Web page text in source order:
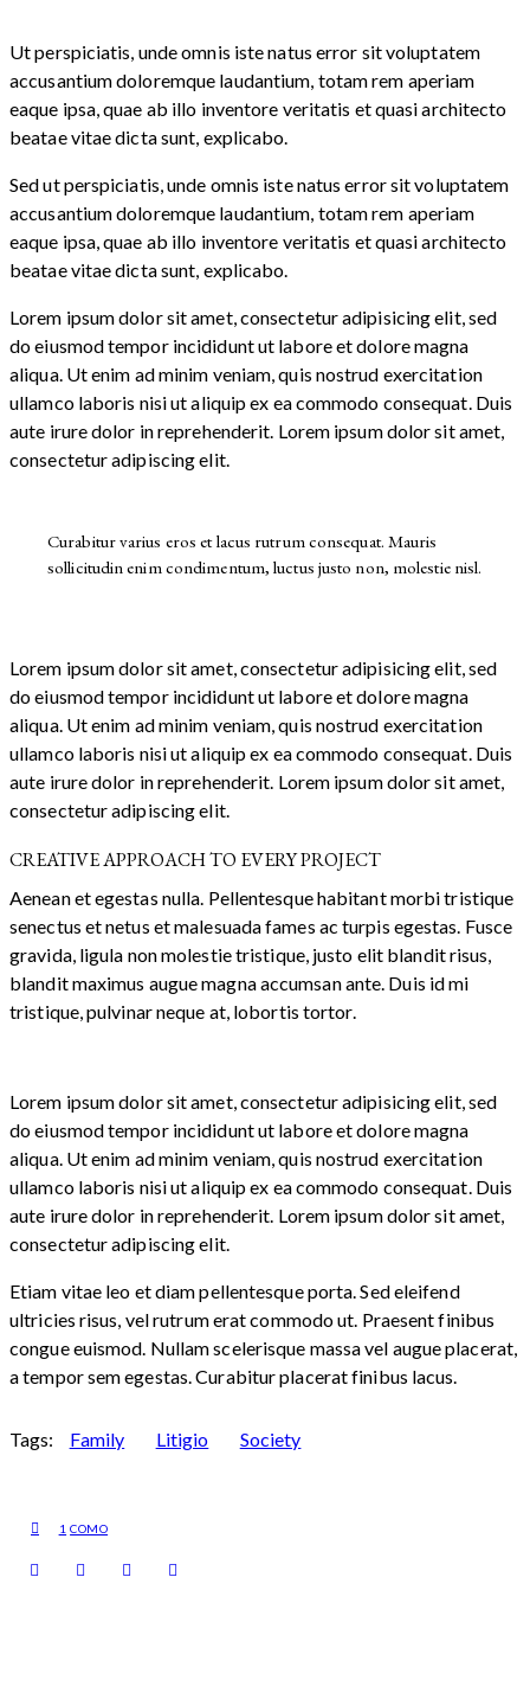
Ut perspiciatis, unde omnis iste natus error sit voluptatem
accusantium doloremque laudantium, totam rem aperiam
eaque ipsa, quae ab illo inventore veritatis et quasi architecto
beatae vitae dicta sunt, explicabo.
Sed ut perspiciatis, unde omnis iste natus error sit voluptatem
accusantium doloremque laudantium, totam rem aperiam
eaque ipsa, quae ab illo inventore veritatis et quasi architecto
beatae vitae dicta sunt, explicabo.
Lorem ipsum dolor sit amet, consectetur adipisicing elit, sed
do eiusmod tempor incididunt ut labore et dolore magna
aliqua. Ut enim ad minim veniam, quis nostrud exercitation
ullamco laboris nisi ut aliquip ex ea commodo consequat. Duis
aute irure dolor in reprehenderit. Lorem ipsum dolor sit amet,
consectetur adipiscing elit.
Curabitur varius eros et lacus rutrum consequat. Mauris
sollicitudin enim condimentum, luctus justo non, molestie nisl.
Lorem ipsum dolor sit amet, consectetur adipisicing elit, sed
do eiusmod tempor incididunt ut labore et dolore magna
aliqua. Ut enim ad minim veniam, quis nostrud exercitation
ullamco laboris nisi ut aliquip ex ea commodo consequat. Duis
aute irure dolor in reprehenderit. Lorem ipsum dolor sit amet,
consectetur adipiscing elit.
CREATIVE APPROACH TO EVERY PROJECT
Aenean et egestas nulla. Pellentesque habitant morbi tristique
senectus et netus et malesuada fames ac turpis egestas. Fusce
gravida, ligula non molestie tristique, justo elit blandit risus,
blandit maximus augue magna accumsan ante. Duis id mi
tristique, pulvinar neque at, lobortis tortor.
clita
kasd
gubergren,
no
sea
sanctus
dolore.
Smith
Lorem ipsum dolor sit amet, consectetur adipisicing elit, sed
do eiusmod tempor incididunt ut labore et dolore magna
aliqua. Ut enim ad minim veniam, quis nostrud exercitation
ullamco laboris nisi ut aliquip ex ea commodo consequat. Duis
aute irure dolor in reprehenderit. Lorem ipsum dolor sit amet,
consectetur adipiscing elit.
Etiam vitae leo et diam pellentesque porta. Sed eleifend
ultricies risus, vel rutrum erat commodo ut. Praesent finibus
congue euismod. Nullam scelerisque massa vel augue placerat,
a tempor sem egestas. Curabitur placerat finibus lacus.
Tags: Family Litigio Society
1 COMO